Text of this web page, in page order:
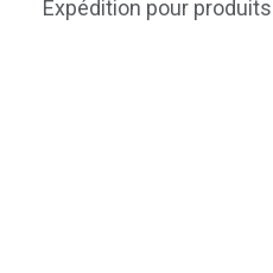
Expédition pour